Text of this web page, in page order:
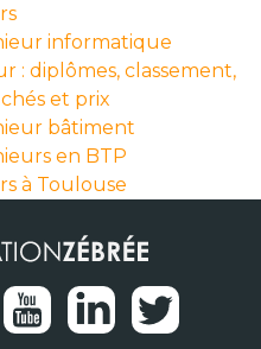
informatique
: diplômes, classement,
et prix
bâtiment
en BTP
à Toulouse